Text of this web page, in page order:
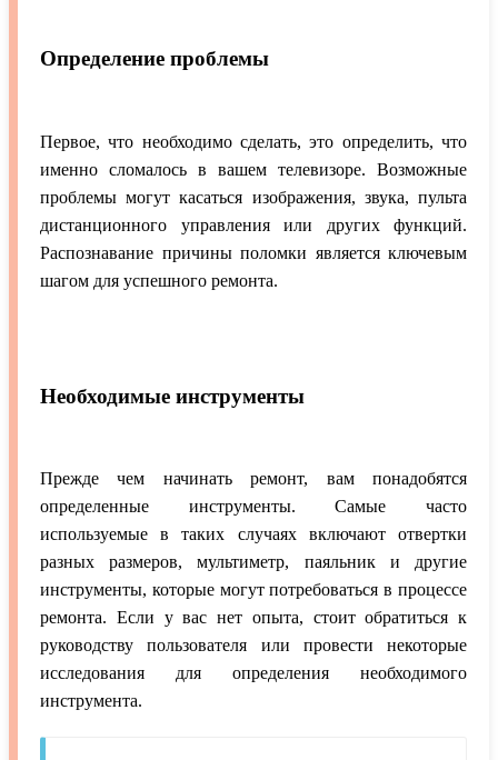
Определение проблемы
Первое, что необходимо сделать, это определить, что
именно сломалось в вашем телевизоре. Возможные
проблемы могут касаться изображения, звука, пульта
дистанционного управления или других функций.
Распознавание причины поломки является ключевым
шагом для успешного ремонта.
Необходимые инструменты
Прежде чем начинать ремонт, вам понадобятся
определенные инструменты. Самые часто
используемые в таких случаях включают отвертки
разных размеров, мультиметр, паяльник и другие
инструменты, которые могут потребоваться в процессе
ремонта. Если у вас нет опыта, стоит обратиться к
руководству пользователя или провести некоторые
исследования для определения необходимого
инструмента.